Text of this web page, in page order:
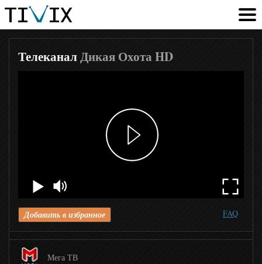
ТелеканалДикая Охота HD
Добавить в избранное FAQ
Viasat History
Nat Geo Wild
Моя планета
Культура
Мега ТВ